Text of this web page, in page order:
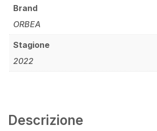
Brand
ORBEA
Stagione
2022
Descrizione